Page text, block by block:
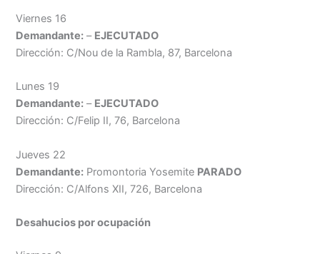
Viernes 16
Demandante: – EJECUTADO
Dirección: C/Nou de la Rambla, 87, Barcelona
Lunes 19
Demandante: – EJECUTADO
Dirección: C/Felip II, 76, Barcelona
Jueves 22
Demandante: Promontoria Yosemite PARADO
Dirección: C/Alfons XII, 726, Barcelona
Desahucios por ocupación